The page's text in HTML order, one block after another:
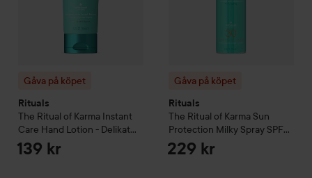
Gåva på köpet
Rituals
The Ritual of Karma Instant
Care Hand Lotion - Delikat
Sött - Lotusblomma & Vitt Te
70 ml
139 kr
Gåva på köpet
Rituals
The Ritual of Karma Sun
Protection Milky Spray SPF
30 - Delikat Sött -
Lotusblomma & Vitt Te
229 kr